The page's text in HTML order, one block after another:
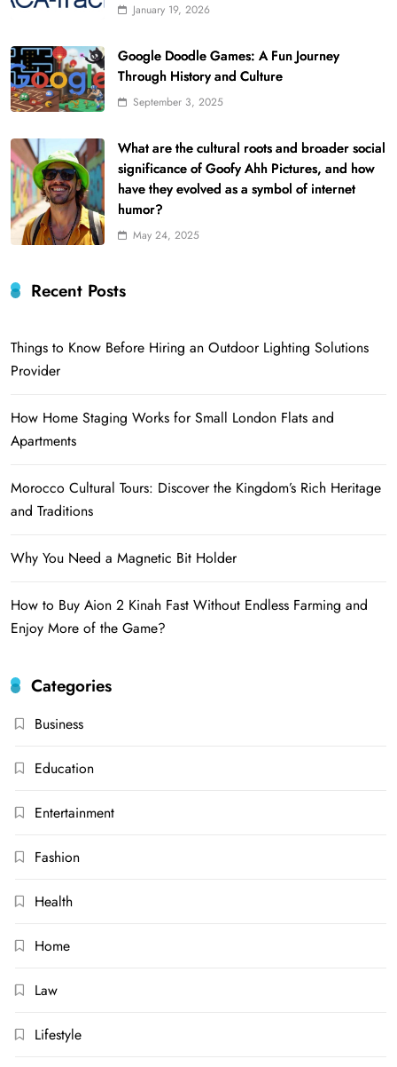
January 19, 2026
Google Doodle Games: A Fun Journey
Through History and Culture
September 3, 2025
What are the cultural roots and broader social
significance of Goofy Ahh Pictures, and how
have they evolved as a symbol of internet
humor?
May 24, 2025
Recent Posts
Things to Know Before Hiring an Outdoor Lighting Solutions
Provider
How Home Staging Works for Small London Flats and
Apartments
Morocco Cultural Tours: Discover the Kingdom’s Rich Heritage
and Traditions
Why You Need a Magnetic Bit Holder
How to Buy Aion 2 Kinah Fast Without Endless Farming and
Enjoy More of the Game?
Categories
Business
Education
Entertainment
Fashion
Health
Home
Law
Lifestyle